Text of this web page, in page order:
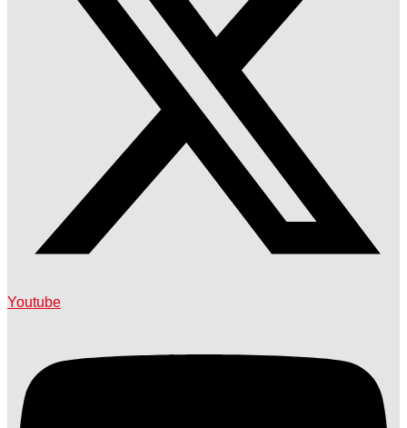
Youtube